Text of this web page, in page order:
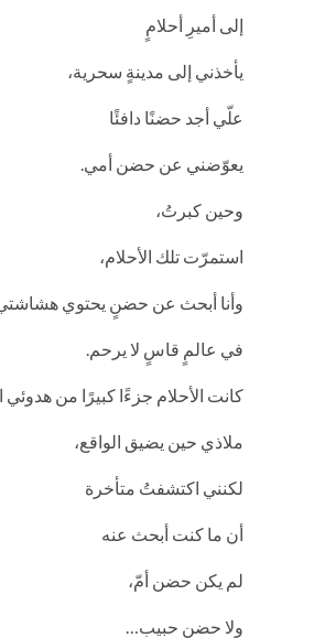
إلى أميرِ أحلامٍ
يأخذني إلى مدينةٍ سحرية،
علّي أجد حضنًا دافئًا
يعوّضني عن حضن أمي.
وحين كبرتُ،
استمرّت تلك الأحلام،
وأنا أبحث عن حضنٍ يحتوي
في عالمٍ قاسٍ لا يرحم.
كانت الأحلام جزءًا كبيرًا من هدوئي
ملاذي حين يضيق الواقع،
لكنني اكتشفتُ متأخرة
أن ما كنت أبحث عنه
لم يكن حضن أمّ،
ولا حضن حبيب…